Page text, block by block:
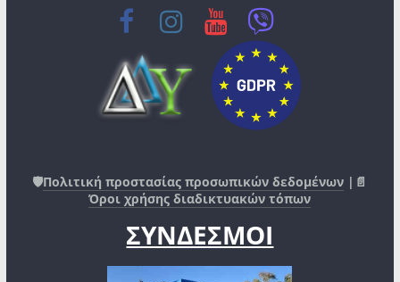
🛡️Πολιτική προστασίας προσωπικών δεδομένων |📄
Όροι χρήσης διαδικτυακών τόπων
ΣΥΝΔΕΣΜΟΙ